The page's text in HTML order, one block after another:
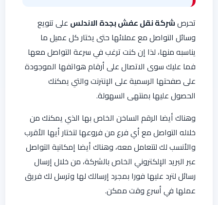
تحرصشركة نقل عفش بجدة الاندلس على تنويع
وسائل التواصل مع عملائها حتى يختار كل عميل ما
يناسبه منها، لذا إن كنت ترغب في سرعة التواصل معها
فما عليك سوى الاتصال على أرقام هواتفها الموجودة
على صفحتها الرسمية على الإنترنت والتي يمكنك
الحصول عليها بمنتهى السهولة.
وهناك أيضا الرقم الساخن الخاص بها الذي يمكنك من
خلاله التواصل مع أي فرع من فروعها لتختار أيها الأقرب
والأنسب لك لتتعامل معه، وهناك أيضا إمكانية التواصل
عبر البريد الإلكتروني الخاص بالشركة، من خلال إرسال
رسائل لترد عليها فورا بمجرد إرسالك لها وترسل لك فريق
عملها في أسرع وقت ممكن.